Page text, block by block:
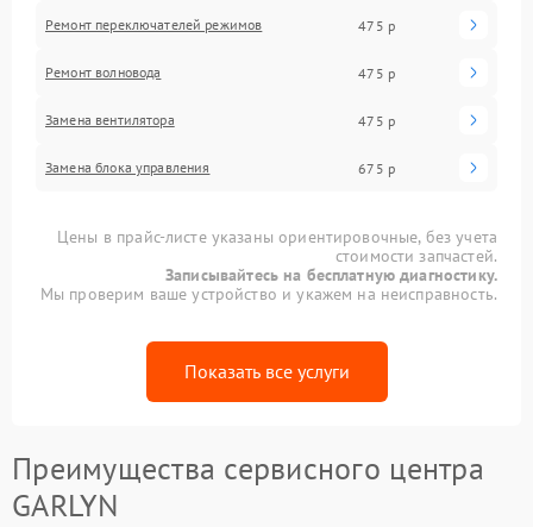
Ремонт переключателей режимов 475 р
Ремонт волновода 475 р
Замена вентилятора 475 р
Замена блока управления 675 р
Цены в прайс-листе указаны ориентировочные, без учета
стоимости запчастей.
Записывайтесь на бесплатную диагностику.
Мы проверим ваше устройство и укажем на неисправность.
Показать все услуги
Преимущества сервисного центра
GARLYN